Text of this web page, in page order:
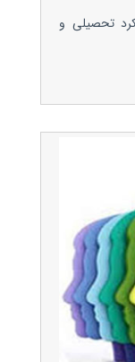
تحصیلی و